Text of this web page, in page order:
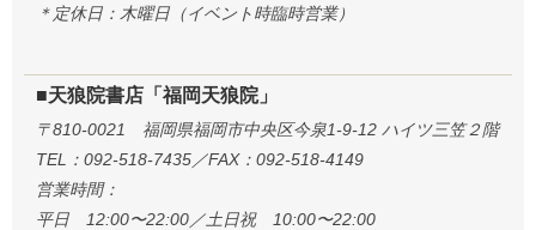
＊定休日：木曜日（イベント時臨時営業）
■天狼院書店「福岡天狼院」
〒810-0021 福岡県福岡市中央区今泉1-9-12 ハイツ三笠２階
TEL：092-518-7435／FAX：092-518-4149
営業時間：
平日 12:00〜22:00／土日祝 10:00〜22:00